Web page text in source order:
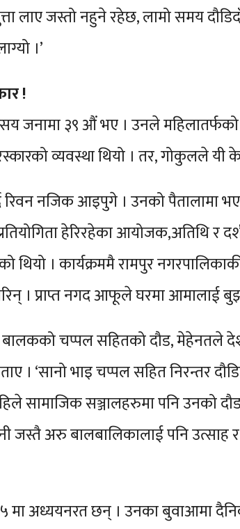
लाए जस्तो नहुने रहेछ, लामो समय
।’
!
जनामा ३९ औं भए । उनले महिलातर्फको
पुरस्कारको व्यवस्था थियो । तर, गोकुलले
रिवन नजिक आइपुगे । उनको पैतालामा
हेरिरहेका आयोजक,अतिथि र
थियो । कार्यक्रममै रामपुर
। प्राप्त नगद आफूले घरमा आमालाई
बालकको चप्पल सहितको दौड, मेहेनतले
। ‘सानो भाइ चप्पल सहित निरन्तर
सामाजिक सञ्जालहरुमा पनि
जस्तै अरु बालबालिकालाई पनि उत्साह
मा अध्ययनरत छन् । उनका बुवाआमा